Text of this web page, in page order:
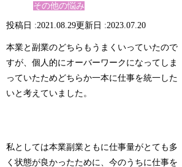
その他の悩み
2021.08.29 2023.07.20
本業と副業のどちらもうまくいっていたので
すが、個人的にオーバーワークになってしま
っていたためどちらか一本に仕事を統一した
いと考えていました。
私としては本業副業ともに仕事量がとても多
く状態が良かったために、今のうちに仕事を